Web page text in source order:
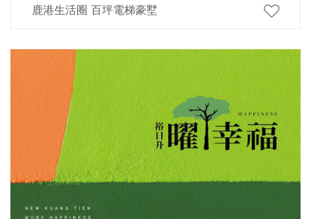
鹿港生活圈 百坪電梯豪墅